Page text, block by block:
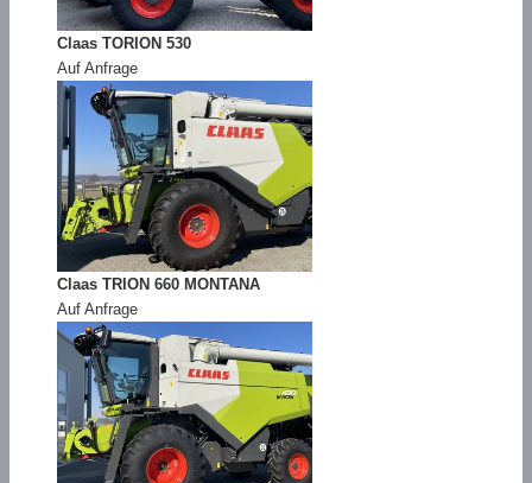
Claas TORION 530
Auf Anfrage
Claas TRION 660 MONTANA
Auf Anfrage